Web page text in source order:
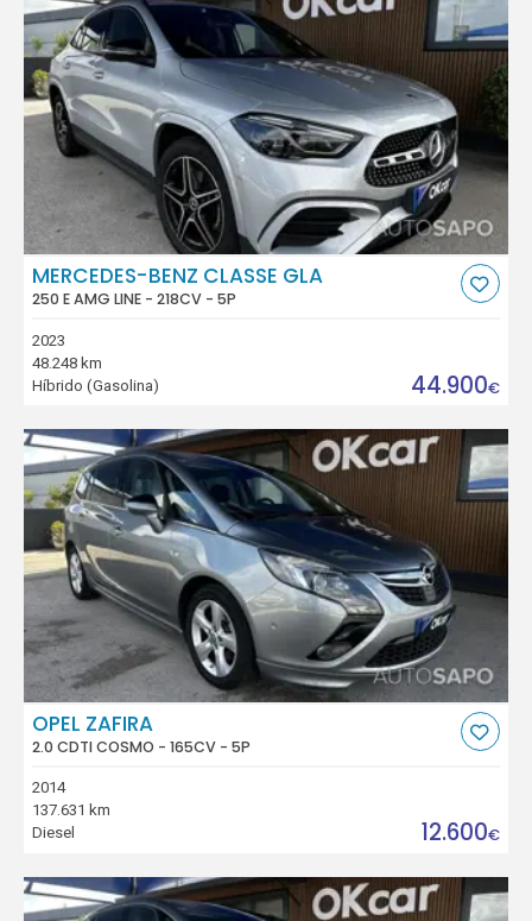
MERCEDES-BENZ CLASSE GLA
250 E AMG LINE - 218CV - 5P
2023
48.248 km
Híbrido (Gasolina)
44.900€
OPEL ZAFIRA
2.0 CDTI COSMO - 165CV - 5P
2014
137.631 km
Diesel
12.600€